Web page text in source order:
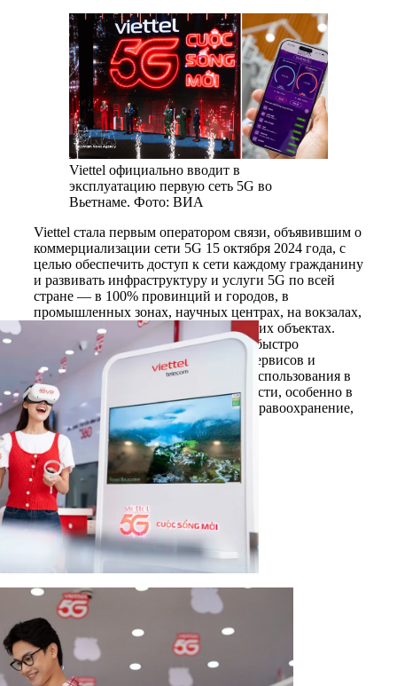
Viettel официально вводит в
эксплуатацию первую сеть 5G во
Вьетнаме. Фото: ВИА
Viettel стала первым оператором связи, объявившим о
коммерциализации сети 5G 15 октября 2024 года, с
целью обеспечить доступ к сети каждому гражданину
и развивать инфраструктуру и услуги 5G по всей
стране — в 100% провинций и городов, в
промышленных зонах, научных центрах, на вокзалах,
в морских портах, аэропортах и других объектах.
Одновременно компания стремится быстро
сформировать богатую экосистему сервисов и
приложений 5G для эффективного использования в
социально-экономической деятельности, особенно в
таких отраслях, как производство, здравоохранение,
образование, транспорт и логистика.